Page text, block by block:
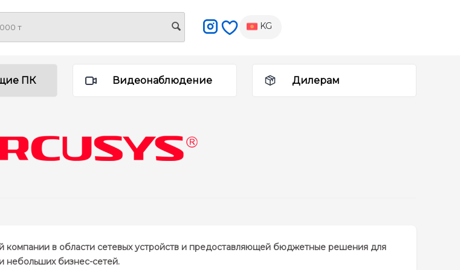
KG
ПК Видеонаблюдение Дилерам
компании в области сетевых устройств и предоставляющей бюджетные решения для
небольших бизнес-сетей.